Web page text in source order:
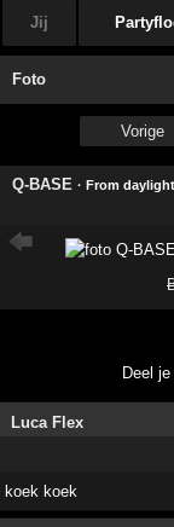
Jij
Foto
Vorige
Q-BASE · From
Deel
Luca Flex
koek koek